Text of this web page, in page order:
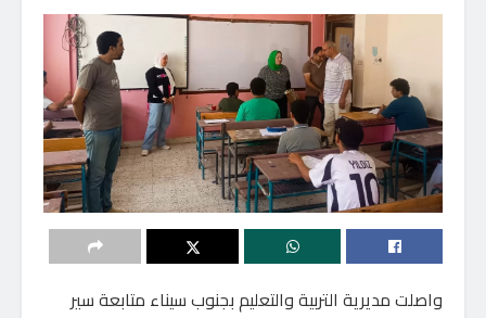
واصلت مديرية التربية والتعليم بجنوب سيناء متابعة سير